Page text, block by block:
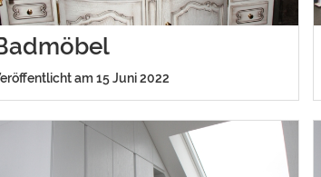
am 15 Juni 2022